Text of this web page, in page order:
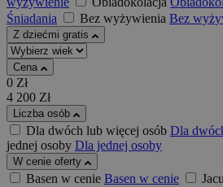
Śniadania
Bez wyżywienia Bez
Z dziećmi gratis
Cena
0 Zł
4 200 Zł
Liczba osób
Dla dwóch lub więcej osób Dla
jednej osoby Dla jednej osoby
W cenie oferty
Basen w cenie Basen w cenie